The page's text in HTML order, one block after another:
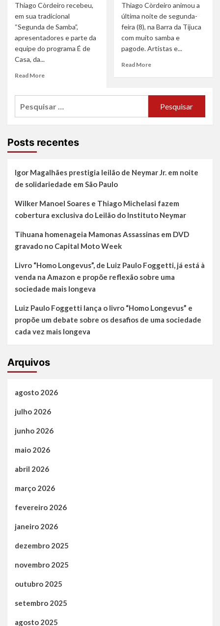
o
Carnaval
no
do
Rio
Presidente
Kennedy,
sul
Espírito
Santo
Thiago Còrdeiro recebeu,
em sua tradicional
“Segunda de Samba”,
apresentadores e parte da
equipe do programa É de
Casa, da...
Read MoreRead
Beltrão,
e
Talitha
no
samba
Còrdeiro
Thiago Còrdeiro animou a
última noite de segunda-
feira (8), na Barra da Tijuca
com muito samba e
pagode. Artistas e...
Read MoreRead
celebra
lançamento
artistas
Posts recentes
Igor Magalhães prestigia leilão de Neymar Jr. em noite
de solidariedade em São Paulo
Wilker Manoel Soares e Thiago Michelasi fazem
cobertura exclusiva do Leilão do Instituto Neymar
Tihuana homenageia Mamonas Assassinas em DVD
gravado no Capital Moto Week
Livro “Homo Longevus”, de Luiz Paulo Foggetti, já está à
venda na Amazon e propõe reflexão sobre uma
sociedade mais longeva
Luiz Paulo Foggetti lança o livro “Homo Longevus” e
propõe um debate sobre os desafios de uma sociedade
cada vez mais longeva
Arquivos
agosto 2026
julho 2026
junho 2026
maio 2026
abril 2026
março 2026
fevereiro 2026
janeiro 2026
dezembro 2025
novembro 2025
outubro 2025
setembro 2025
agosto 2025